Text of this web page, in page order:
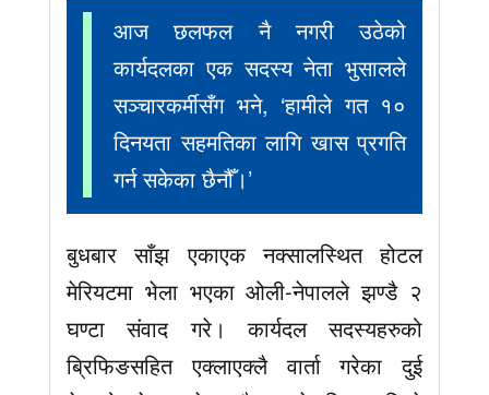
आज छलफल नै नगरी उठेको
कार्यदलका एक सदस्य नेता भुसालले
सञ्चारकर्मीसँग भने, ‘हामीले गत १०
दिनयता सहमतिका लागि खास प्रगति
गर्न सकेका छैनौँ।’
बुधबार साँझ एकाएक नक्सालस्थित होटल
मेरियटमा भेला भएका ओली-नेपालले झण्डै २
घण्टा संवाद गरे। कार्यदल सदस्यहरुको
ब्रिफिङसहित एक्लाएक्लै वार्ता गरेका दुई